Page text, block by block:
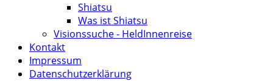
Shiatsu
Was ist Shiatsu
Visionssuche - HeldInnenreise
Kontakt
Impressum
Datenschutzerklärung